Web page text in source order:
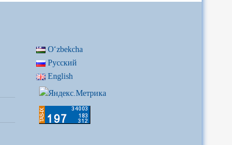
Oʻzbekcha
Русский
English